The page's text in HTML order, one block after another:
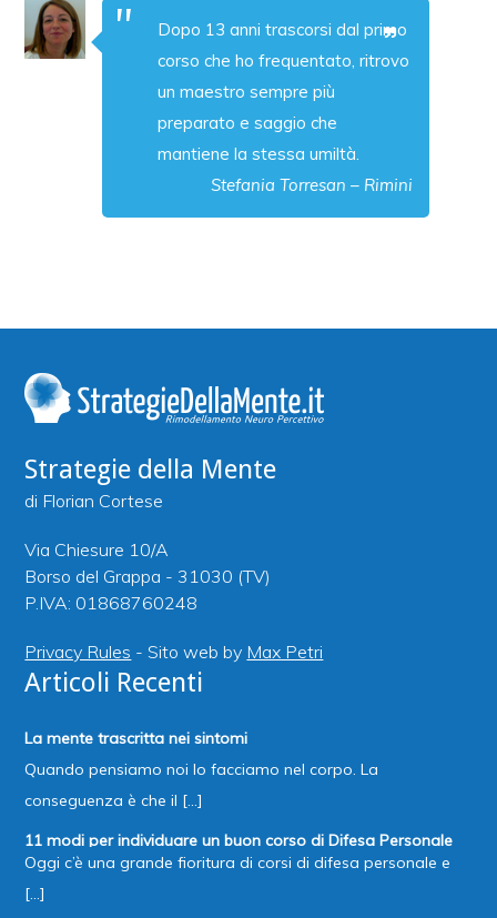
Dopo 13 anni trascorsi dal primo
corso che ho frequentato, ritrovo
un maestro sempre più
preparato e saggio che
mantiene la stessa umiltà.
Stefania Torresan – Rimini
Strategie della Mente
di Florian Cortese
Via Chiesure 10/A
Borso del Grappa - 31030 (TV)
P.IVA: 01868760248
Privacy Rules - Sito web by Max Petri
Articoli Recenti
La mente trascritta nei sintomi
Quando pensiamo noi lo facciamo nel corpo. La
conseguenza è che il [...]
11 modi per individuare un buon corso di Difesa Personale
Oggi c’è una grande fioritura di corsi di difesa personale e
[...]